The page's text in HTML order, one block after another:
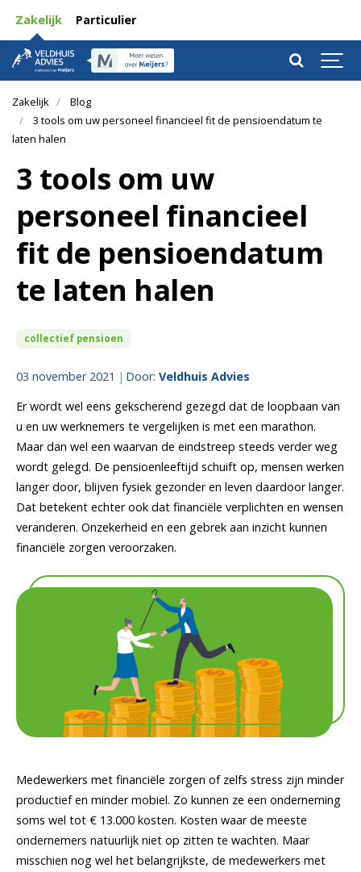
Zakelijk Particulier
Zakelijk
Blog
3 tools om uw personeel financieel fit de pensioendatum te
laten halen
3 tools om uw
personeel financieel
fit de pensioendatum
te laten halen
collectief pensioen
03 november 2021 Door: Veldhuis Advies
Er wordt wel eens gekscherend gezegd dat de loopbaan van
u en uw werknemers te vergelijken is met een marathon.
Maar dan wel een waarvan de eindstreep steeds verder weg
wordt gelegd. De pensioenleeftijd schuift op, mensen werken
langer door, blijven fysiek gezonder en leven daardoor langer.
Dat betekent echter ook dat financiële verplichten en wensen
veranderen. Onzekerheid en een gebrek aan inzicht kunnen
financiële zorgen veroorzaken.
Medewerkers met financiële zorgen of zelfs stress zijn minder
productief en minder mobiel. Zo kunnen ze een onderneming
soms wel tot € 13.000 kosten. Kosten waar de meeste
ondernemers natuurlijk niet op zitten te wachten. Maar
misschien nog wel het belangrijkste, de medewerkers met